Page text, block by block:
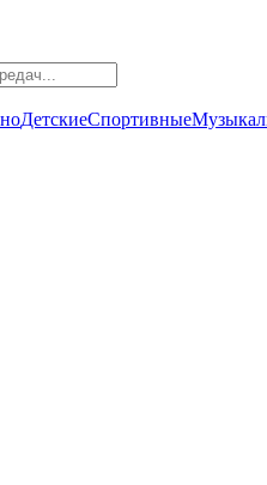
ДетскиеСпортивные